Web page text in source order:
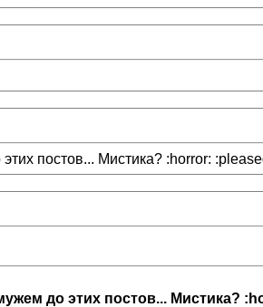
постов... Мистика? :horror:
до этих постов... Мистика?